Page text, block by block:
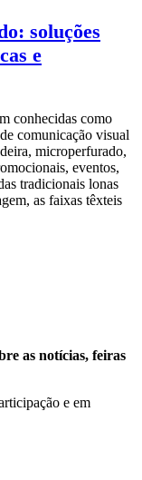
soluções
e
conhecidas como
comunicação visual
microperfurado,
eventos,
tradicionais lonas
as faixas têxteis
as notícias, feiras
e em